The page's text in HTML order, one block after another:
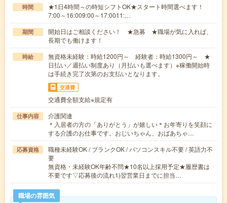
時間
★1日4時間～の時短シフトOK★スタート時間選べます！
7:00～16:009:00～17:0011:…
期間
開始日はご相談ください！ ★急募 ★職場が気に入れば、
長期でも働けます！
時給
無資格未経験：時給1200円～ 経験者：時給1300円～ ★
日払い／週払い制度あり（月払いも選べます）※稼働開始時
は手続き完了次第のお支払いとなります。
交通費
交通費全額支給※規定有
仕事内容
介護関連
＊入居者の方の「ありがとう」が嬉しい＊お年寄りを笑顔に
する介護のお仕事です。おじいちゃん、おばあちゃ…
応募資格
職種未経験OK / ブランクOK / パソコンスキル不要 / 英語力不
要
無資格・未経験OK年齢不問★10名以上採用予定★履歴書は
不要です▽応募後の流れ1)翌営業日までに担当…
職場の雰囲気